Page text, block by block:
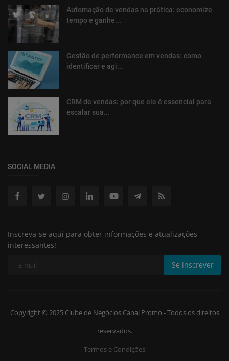
Automação de vendas na prática: economize
tempo e ganhe...
Gestão de performance em vendas: como
identificar e agi...
CRM de vendas: por que ele é essencial para
escalar sua...
SOCIAL MEDIA
Inscreva-se aqui para obter informações e atualizações
interessantes!
Se inscrever
Copyright © 2025 Clube de Negócios Canal Promo - Todos os direitos
reservados.
Termos e Condições